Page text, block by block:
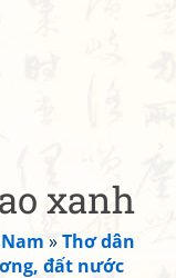
xanh
»Thơ dân
đất nước